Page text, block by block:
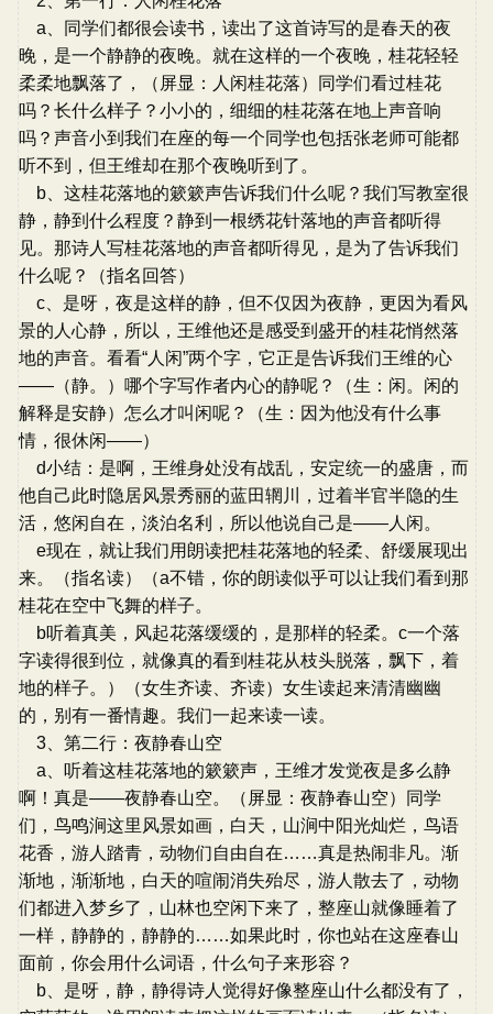
a、同学们都很会读书，读出了这首诗写的是春天的夜
晚，是一个静静的夜晚。就在这样的一个夜晚，桂花轻轻
柔柔地飘落了，（屏显：人闲桂花落）同学们看过桂花
吗？长什么样子？小小的，细细的桂花落在地上声音响
吗？声音小到我们在座的每一个同学也包括张老师可能都
听不到，但王维却在那个夜晚听到了。
b、这桂花落地的簌簌声告诉我们什么呢？我们写教室很
静，静到什么程度？静到一根绣花针落地的声音都听得
见。那诗人写桂花落地的声音都听得见，是为了告诉我们
什么呢？（指名回答）
c、是呀，夜是这样的静，但不仅因为夜静，更因为看风
景的人心静，所以，王维他还是感受到盛开的桂花悄然落
地的声音。看看“人闲”两个字，它正是告诉我们王维的心
——（静。）哪个字写作者内心的静呢？（生：闲。闲的
解释是安静）怎么才叫闲呢？（生：因为他没有什么事
情，很休闲——）
d小结：是啊，王维身处没有战乱，安定统一的盛唐，而
他自己此时隐居风景秀丽的蓝田辋川，过着半官半隐的生
活，悠闲自在，淡泊名利，所以他说自己是——人闲。
e现在，就让我们用朗读把桂花落地的轻柔、舒缓展现出
来。（指名读）（a不错，你的朗读似乎可以让我们看到那
桂花在空中飞舞的样子。
b听着真美，风起花落缓缓的，是那样的轻柔。c一个落
字读得很到位，就像真的看到桂花从枝头脱落，飘下，着
地的样子。）（女生齐读、齐读）女生读起来清清幽幽
的，别有一番情趣。我们一起来读一读。
3、第二行：夜静春山空
a、听着这桂花落地的簌簌声，王维才发觉夜是多么静
啊！真是——夜静春山空。（屏显：夜静春山空）同学
们，鸟鸣涧这里风景如画，白天，山涧中阳光灿烂，鸟语
花香，游人踏青，动物们自由自在……真是热闹非凡。渐
渐地，渐渐地，白天的喧闹消失殆尽，游人散去了，动物
们都进入梦乡了，山林也空闲下来了，整座山就像睡着了
一样，静静的，静静的……如果此时，你也站在这座春山
面前，你会用什么词语，什么句子来形容？
b、是呀，静，静得诗人觉得好像整座山什么都没有了，